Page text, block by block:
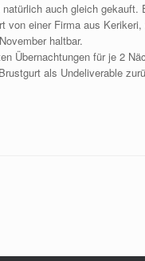
auch gleich gekauft.
einer Firma aus
haltbar.
Übernachtungen für je 2
als Undeliverable